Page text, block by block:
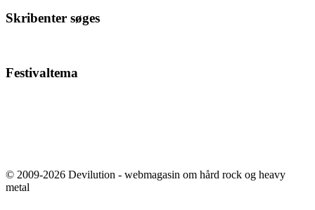
Skribenter søges
Festivaltema
© 2009-2026 Devilution - webmagasin om hård rock og heavy
metal